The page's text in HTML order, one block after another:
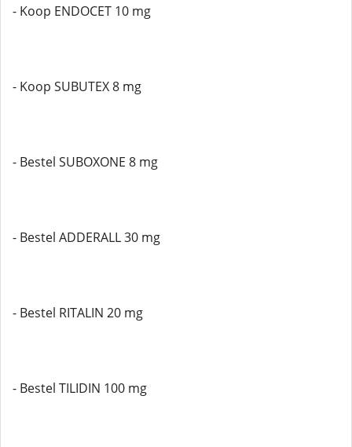
- Koop ENDOCET 10 mg
- Koop SUBUTEX 8 mg
- Bestel SUBOXONE 8 mg
- Bestel ADDERALL 30 mg
- Bestel RITALIN 20 mg
- Bestel TILIDIN 100 mg